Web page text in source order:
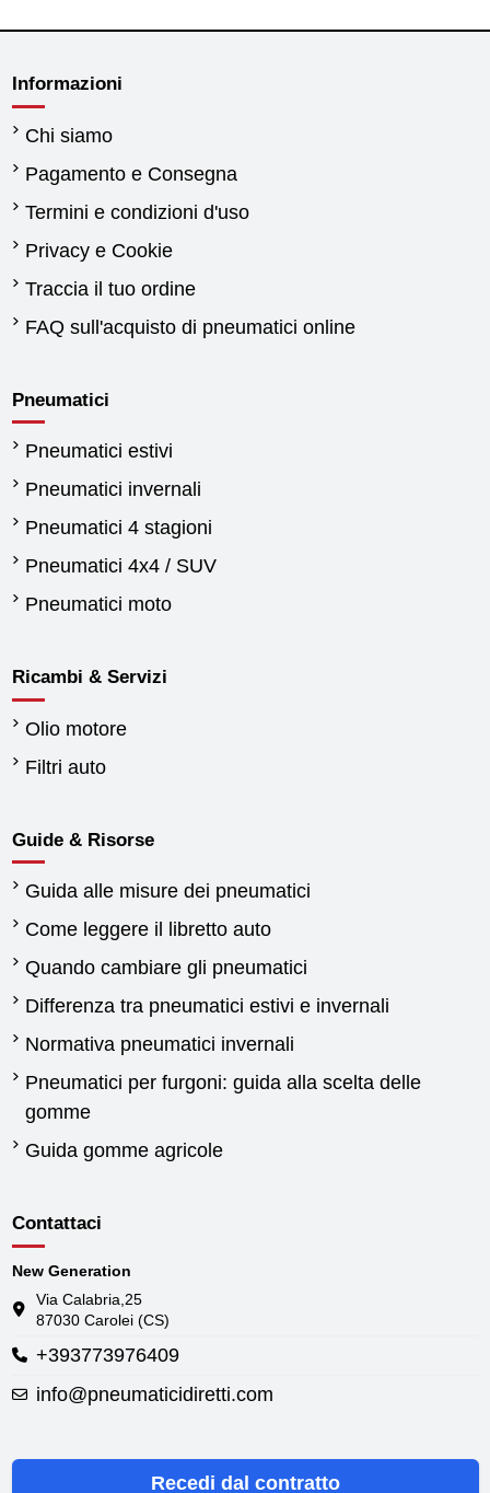
Informazioni
Chi siamo
Pagamento e Consegna
Termini e condizioni d'uso
Privacy e Cookie
Traccia il tuo ordine
FAQ sull'acquisto di pneumatici online
Pneumatici
Pneumatici estivi
Pneumatici invernali
Pneumatici 4 stagioni
Pneumatici 4x4 / SUV
Pneumatici moto
Ricambi & Servizi
Olio motore
Filtri auto
Guide & Risorse
Guida alle misure dei pneumatici
Come leggere il libretto auto
Quando cambiare gli pneumatici
Differenza tra pneumatici estivi e invernali
Normativa pneumatici invernali
Pneumatici per furgoni: guida alla scelta delle
gomme
Guida gomme agricole
Contattaci
New Generation
Via Calabria,25
87030 Carolei (CS)
+393773976409
info@pneumaticidiretti.com
Recedi dal contratto